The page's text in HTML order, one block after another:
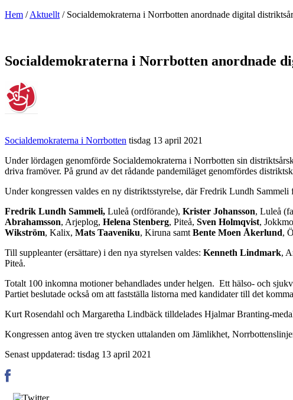
Hem /Aktuellt / Socialdemokraterna i Norrbotten anordnade digital
Socialdemokraterna i Norrbotten anordnade
Socialdemokraterna i Norrbotten tisdag 13 april 2021
Under lördagen genomförde Socialdemokraterna i Norrbotten sin
driva framöver. På grund av det rådande pandemiläget genomfördes
Under kongressen valdes en ny distriktsstyrelse, där Fredrik Lundh
Fredrik Lundh Sammeli, Luleå (ordförande), Krister Johansson, Luleå
Abrahamsson, Arjeplog, Helena Stenberg, Piteå, Sven Holmqvist,
Wikström, Kalix, Mats Taaveniku, Kiruna samt Bente Moen Åkerlund,
Till suppleanter (ersättare) i den nya styrelsen valdes: Kenneth Lindmark,
Piteå.
Totalt 100 inkomna motioner behandlades under helgen. Ett hälso- och
Partiet beslutade också om att fastställa listorna med kandidater till det
Kurt Rosendahl och Margaretha Lindbäck tilldelades Hjalmar Branting-
Kongressen antog även tre stycken uttalanden om Jämlikhet,
Senast uppdaterad: tisdag 13 april 2021